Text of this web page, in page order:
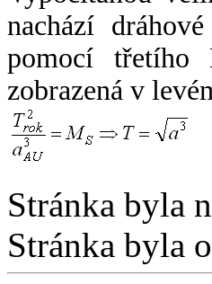
nachází
pomocí třetího
zobrazená v
Stránka byla
Stránka byla